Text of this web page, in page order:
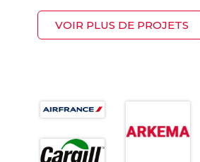
VOIR PLUS DE PROJETS